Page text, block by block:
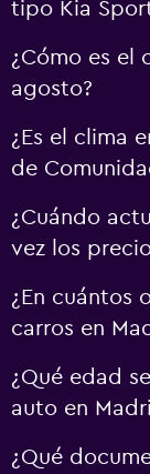
tipo Kia
¿Cómo es el
agosto?
¿Es el clima
de
¿Cuándo
vez los
¿En cuántos
carros en
¿Qué edad
auto en
¿Qué